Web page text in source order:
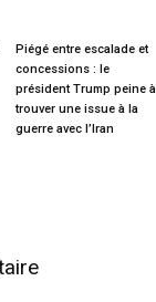
Piégé entre escalade et
concessions : le
président Trump peine à
trouver une issue à la
guerre avec l’Iran